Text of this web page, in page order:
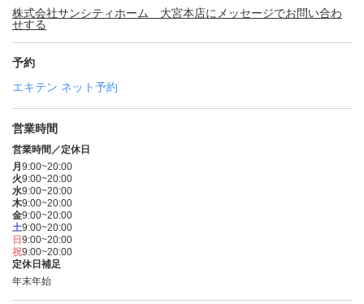
株式会社サンシティホーム 大宮本店にメッセージでお問い合わ
せする
予約
エキテン ネット予約
営業時間
営業時間／定休日
月 9:00~20:00
火9:00~20:00
水9:00~20:00
木9:00~20:00
金9:00~20:00
土9:00~20:00
日 9:00~20:00
祝9:00~20:00
定休日補足
年末年始